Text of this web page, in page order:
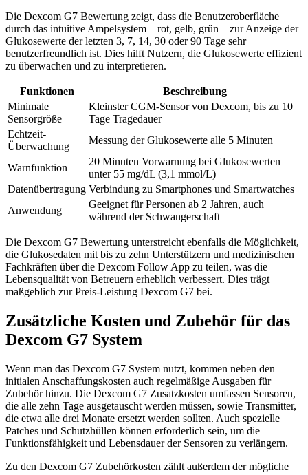
Die Dexcom G7 Bewertung zeigt, dass die Benutzeroberfläche
durch das intuitive Ampelsystem – rot, gelb, grün – zur Anzeige der
Glukosewerte der letzten 3, 7, 14, 30 oder 90 Tage sehr
benutzerfreundlich ist. Dies hilft Nutzern, die Glukosewerte effizient
zu überwachen und zu interpretieren.
Funktionen
Beschreibung
Minimale
Sensorgröße
Kleinster CGM-Sensor von Dexcom, bis zu 10
Tage Tragedauer
Echtzeit-
Überwachung
Messung der Glukosewerte alle 5 Minuten
Warnfunktion
20 Minuten Vorwarnung bei Glukosewerten
unter 55 mg/dL (3,1 mmol/L)
Datenübertragung Verbindung zu Smartphones und Smartwatches
Anwendung
Geeignet für Personen ab 2 Jahren, auch
während der Schwangerschaft
Die Dexcom G7 Bewertung unterstreicht ebenfalls die Möglichkeit,
die Glukosedaten mit bis zu zehn Unterstützern und medizinischen
Fachkräften über die Dexcom Follow App zu teilen, was die
Lebensqualität von Betreuern erheblich verbessert. Dies trägt
maßgeblich zur Preis-Leistung Dexcom G7 bei.
Zusätzliche Kosten und Zubehör für das
Dexcom G7 System
Wenn man das Dexcom G7 System nutzt, kommen neben den
initialen Anschaffungskosten auch regelmäßige Ausgaben für
Zubehör hinzu. Die Dexcom G7 Zusatzkosten umfassen Sensoren,
die alle zehn Tage ausgetauscht werden müssen, sowie Transmitter,
die etwa alle drei Monate ersetzt werden sollten. Auch spezielle
Patches und Schutzhüllen können erforderlich sein, um die
Funktionsfähigkeit und Lebensdauer der Sensoren zu verlängern.
Zu den Dexcom G7 Zubehörkosten zählt außerdem der mögliche